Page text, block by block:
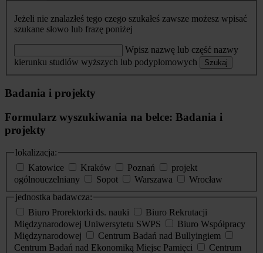
Jeżeli nie znalazłeś tego czego szukałeś zawsze możesz wpisać
szukane słowo lub frazę poniżej
Wpisz nazwę lub część nazwy
kierunku studiów wyższych lub podyplomowych
Szukaj
Badania i projekty
Formularz wyszukiwania na belce: Badania i
projekty
lokalizacja:
Katowice
Kraków Poznań
projekt
ogólnouczelniany
Sopot Warszawa
Wrocław
jednostka badawcza:
Biuro Prorektorki ds. nauki
Biuro Rekrutacji
Międzynarodowej Uniwersytetu SWPS
Biuro Współpracy
Międzynarodowej
Centrum Badań nad Bullyingiem
Centrum Badań nad Ekonomiką Miejsc Pamięci
Centrum